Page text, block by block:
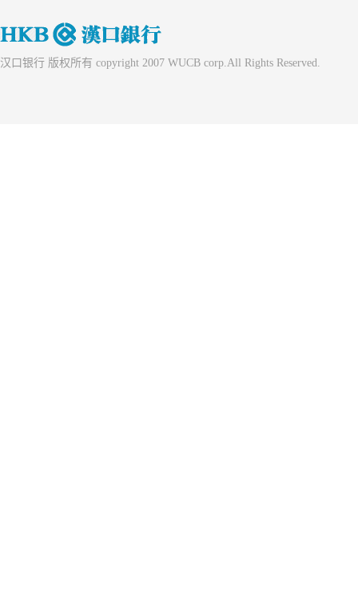
汉口银行 版权所有 copyright 2007 WUCB corp.All Rights Reserved.